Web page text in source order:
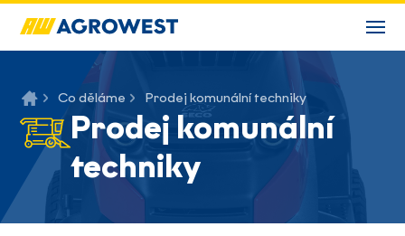
Co děláme Prodej komunální techniky
Prodej komunální
techniky